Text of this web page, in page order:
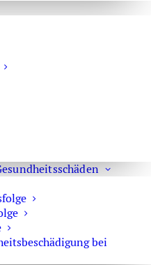
bei
gegen
der
führt zur